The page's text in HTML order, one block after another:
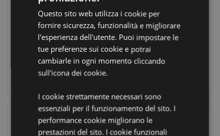
Foodie Cat
PUR109
disponibile
Queasy Squeezies
TY927
5280
disponibile
Questo sito web utilizza i cookie per
fornire sicurezza, funzionalità e migliorare
l'esperienza dell'utente. Puoi impostare le
tue preferenze sui cookie e potrai
cambiarle in ogni momento cliccando
sull'icona dei cookie.
I cookie strettamente necessari sono
essenziali per il funzionamento del sito. I
performance cookie migliorano le
prestazioni del sito. I cookie funzionali